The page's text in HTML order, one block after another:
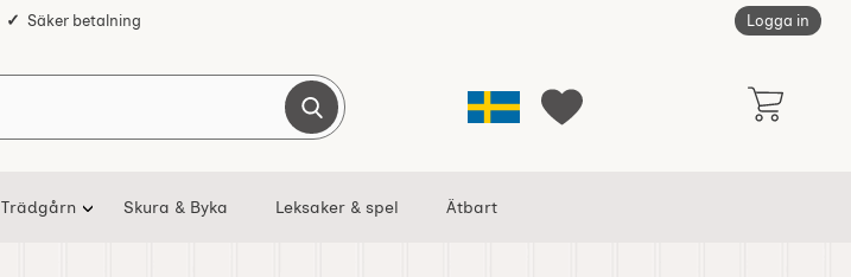
Säker betalning Logga in
Sverige Mina favoriter
Genomför sökning
Trädgårn Skura & Byka Leksaker & spel Ätbart